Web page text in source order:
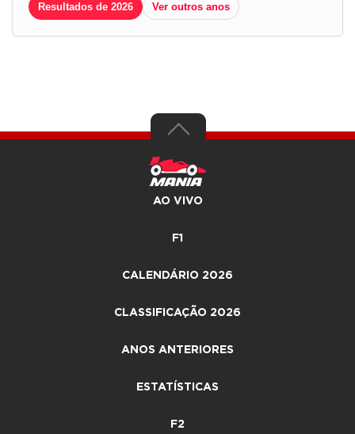
Resultados de 2026 Ver outros anos
AO VIVO
F1
CALENDÁRIO 2026
CLASSIFICAÇÃO 2026
ANOS ANTERIORES
ESTATÍSTICAS
F2